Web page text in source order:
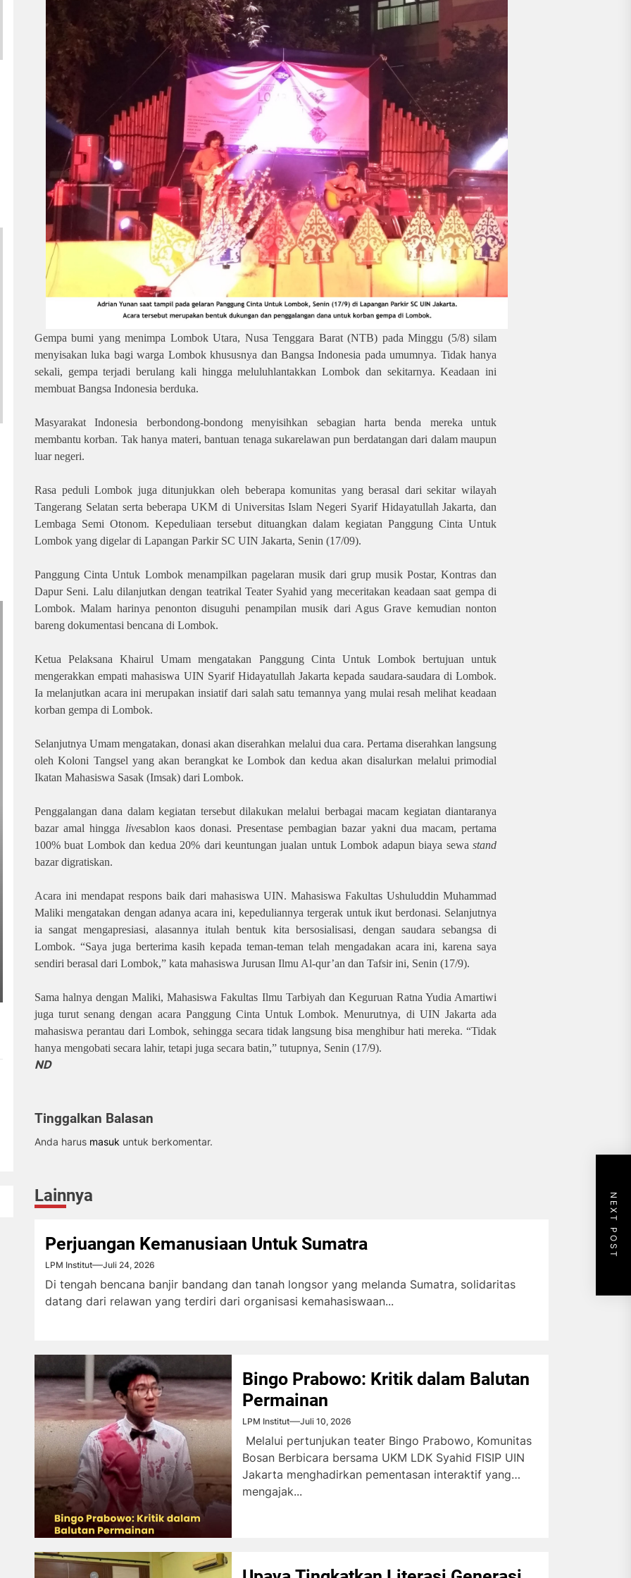
Gempa bumi yang menimpa Lombok Utara, Nusa Tenggara Barat (NTB) pada Minggu (5/8) silam
menyisakan luka bagi warga Lombok khususnya dan Bangsa Indonesia pada umumnya. Tidak hanya
sekali, gempa terjadi berulang kali hingga meluluhlantakkan Lombok dan sekitarnya. Keadaan ini
membuat Bangsa Indonesia berduka.
Masyarakat Indonesia berbondong-bondong menyisihkan sebagian harta benda mereka untuk
membantu korban. Tak hanya materi, bantuan tenaga sukarelawan pun berdatangan dari dalam maupun
luar negeri.
Rasa peduli Lombok juga ditunjukkan oleh beberapa komunitas yang berasal dari sekitar wilayah
Tangerang Selatan serta beberapa UKM di Universitas Islam Negeri Syarif Hidayatullah Jakarta, dan
Lembaga Semi Otonom. Kepeduliaan tersebut dituangkan dalam kegiatan Panggung Cinta Untuk
Lombok yang digelar di Lapangan Parkir SC UIN Jakarta, Senin (17/09).
Panggung Cinta Untuk Lombok menampilkan pagelaran musik dari grup musik Postar, Kontras dan
Dapur Seni. Lalu dilanjutkan dengan teatrikal Teater Syahid yang meceritakan keadaan saat gempa di
Lombok. Malam harinya penonton disuguhi penampilan musik dari Agus Grave kemudian nonton
bareng dokumentasi bencana di Lombok.
Ketua Pelaksana Khairul Umam mengatakan Panggung Cinta Untuk Lombok bertujuan untuk
mengerakkan empati mahasiswa UIN Syarif Hidayatullah Jakarta kepada saudara-saudara di Lombok.
Ia melanjutkan acara ini merupakan insiatif dari salah satu temannya yang mulai resah melihat keadaan
korban gempa di Lombok.
Selanjutnya Umam mengatakan, donasi akan diserahkan melalui dua cara. Pertama diserahkan langsung
oleh Koloni Tangsel yang akan berangkat ke Lombok dan kedua akan disalurkan melalui primodial
Ikatan Mahasiswa Sasak (Imsak) dari Lombok.
Penggalangan dana dalam kegiatan tersebut dilakukan melalui berbagai macam kegiatan diantaranya
bazar amal hingga livesablon kaos donasi. Presentase pembagian bazar yakni dua macam, pertama
100% buat Lombok dan kedua 20% dari keuntungan jualan untuk Lombok adapun biaya sewa stand
bazar digratiskan.
Acara ini mendapat respons baik dari mahasiswa UIN. Mahasiswa Fakultas Ushuluddin Muhammad
Maliki mengatakan dengan adanya acara ini, kepeduliannya tergerak untuk ikut berdonasi. Selanjutnya
ia sangat mengapresiasi, alasannya itulah bentuk kita bersosialisasi, dengan saudara sebangsa di
Lombok. “Saya juga berterima kasih kepada teman-teman telah mengadakan acara ini, karena saya
sendiri berasal dari Lombok,” kata mahasiswa Jurusan Ilmu Al-qur’an dan Tafsir ini, Senin (17/9).
Sama halnya dengan Maliki, Mahasiswa Fakultas Ilmu Tarbiyah dan Keguruan Ratna Yudia Amartiwi
juga turut senang dengan acara Panggung Cinta Untuk Lombok. Menurutnya, di UIN Jakarta ada
mahasiswa perantau dari Lombok, sehingga secara tidak langsung bisa menghibur hati mereka. “Tidak
hanya mengobati secara lahir, tetapi juga secara batin,” tutupnya, Senin (17/9).
ND
Tinggalkan Balasan
Anda harus masuk untuk berkomentar.
NEXT POST
Lainnya
Perjuangan Kemanusiaan Untuk Sumatra
LPM Institut Juli 24, 2026
Di tengah bencana banjir bandang dan tanah longsor yang melanda Sumatra, solidaritas
datang dari relawan yang terdiri dari organisasi kemahasiswaan...
Bingo Prabowo: Kritik dalam Balutan
Permainan
LPM Institut Juli 10, 2026
Melalui pertunjukan teater Bingo Prabowo, Komunitas
Bosan Berbicara bersama UKM LDK Syahid FISIP UIN
Jakarta menghadirkan pementasan interaktif yang
mengajak...